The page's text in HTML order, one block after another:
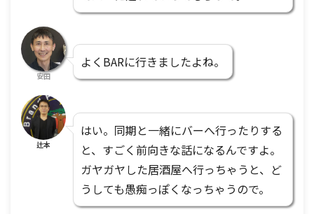
安田
よくBARに行きましたよね。
辻本
はい。同期と一緒にバーへ行ったりする
と、すごく前向きな話になるんですよ。
ガヤガヤした居酒屋へ行っちゃうと、ど
うしても愚痴っぽくなっちゃうので。